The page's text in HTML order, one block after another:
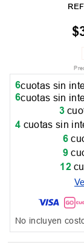
$
6cuotas sin
6cuotas sin
3
4 cuotas sin
6
9
12
No incluyen